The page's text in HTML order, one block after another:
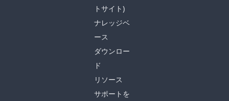
トサイト)
ナレッジベ
ース
ダウンロー
ド
リソース
サポートを